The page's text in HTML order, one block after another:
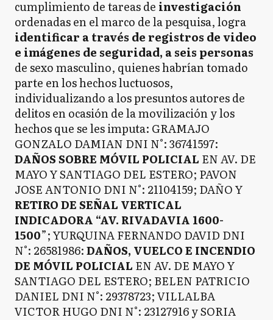
cumplimiento de tareas de investigación
ordenadas en el marco de la pesquisa, logra
identificar a través de registros de video
e imágenes de seguridad, a seis personas
de sexo masculino, quienes habrían tomado
parte en los hechos luctuosos,
individualizando a los presuntos autores de
delitos en ocasión de la movilización y los
hechos que se les imputa: GRAMAJO
GONZALO DAMIAN DNI N°: 36741597:
DAÑOS SOBRE MÓVIL POLICIAL EN AV. DE
MAYO Y SANTIAGO DEL ESTERO; PAVON
JOSE ANTONIO DNI N°: 21104159; DAÑO Y
RETIRO DE SEÑAL VERTICAL
INDICADORA “AV. RIVADAVIA 1600-
1500”; YURQUINA FERNANDO DAVID DNI
N°: 26581986:DAÑOS, VUELCO E INCENDIO
DE MÓVIL POLICIAL EN AV. DE MAYO Y
SANTIAGO DEL ESTERO; BELEN PATRICIO
DANIEL DNI N°: 29378723; VILLALBA
VICTOR HUGO DNI N°: 23127916 y SORIA